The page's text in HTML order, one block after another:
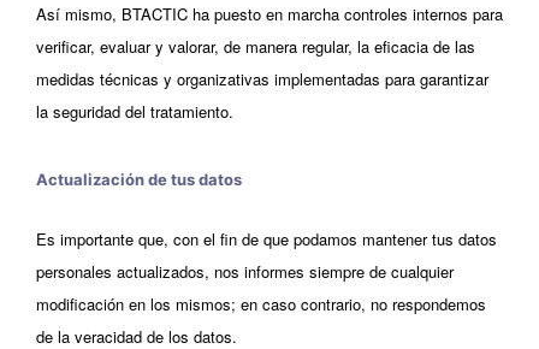
Así mismo, BTACTIC ha puesto en marcha controles internos para
verificar, evaluar y valorar, de manera regular, la eficacia de las
medidas técnicas y organizativas implementadas para garantizar
la seguridad del tratamiento.
Actualización de tus datos
Es importante que, con el fin de que podamos mantener tus datos
personales actualizados, nos informes siempre de cualquier
modificación en los mismos; en caso contrario, no respondemos
de la veracidad de los datos.